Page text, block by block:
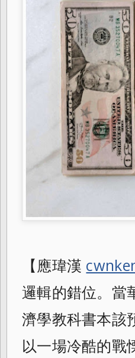
【應瑋漢
邏輯的錯位。當
濟學教科書本該
以一場冷酷的戰